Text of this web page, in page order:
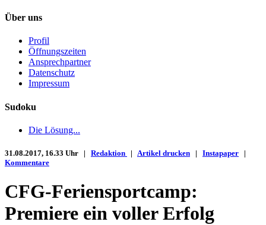
Über uns
Profil
Öffnungszeiten
Ansprechpartner
Datenschutz
Impressum
Sudoku
Die Lösung...
31.08.2017, 16.33 Uhr | Redaktion | Artikel drucken | Instapaper |
Kommentare
CFG-Feriensportcamp:
Premiere ein voller Erfolg